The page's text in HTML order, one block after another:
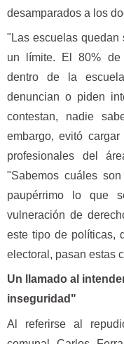
desamparados a los
"Las escuelas quedan
un límite. El 80% de
dentro de la
denuncian o piden
contestan, nadie
embargo, evitó
profesionales del
"Sabemos cuáles
paupérrimo lo que
vulneración de
este tipo de políticas,
electoral, pasan estas
Un llamado al
inseguridad"
Al referirse al